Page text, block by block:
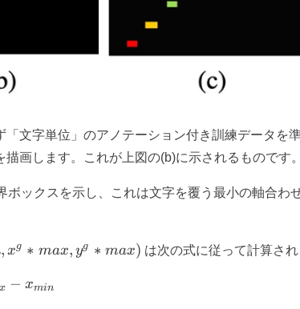
文字単位」のアノテーション付き訓練データを準
画します。これが上図の(b)に示されるものです。
ボックスを示し、これは文字を覆う最小の軸合わ
, xg ∗ max, yg ∗ max) は次の式に従って計算され
= x_{max} - x_{min}
− xmin